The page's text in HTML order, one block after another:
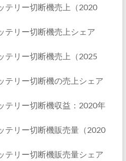
テリー切断機売上（2020
テリー切断機売上シェア
テリー切断機売上（2025
テリー切断機の売上シェア
テリー切断機収益：2020年
テリー切断機販売量（2020
テリー切断機販売量シェア